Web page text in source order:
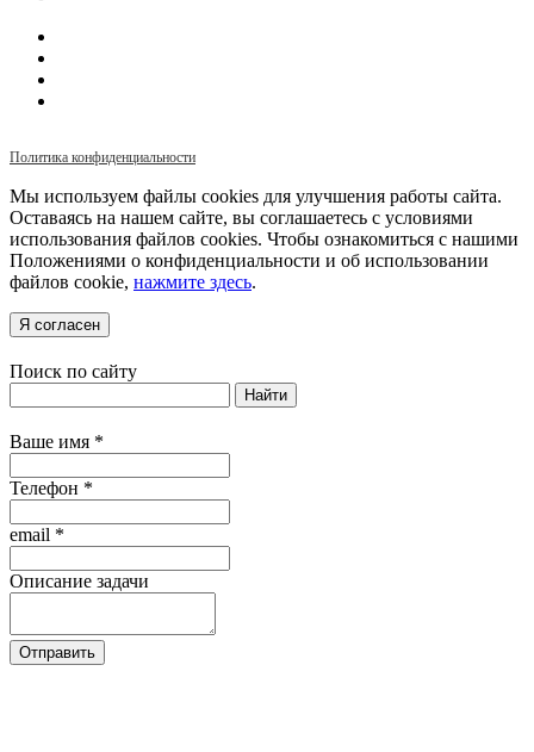
Политика конфиденциальности
Мы используем файлы cookies для улучшения работы сайта.
Оставаясь на нашем сайте, вы соглашаетесь с условиями
использования файлов cookies. Чтобы ознакомиться с нашими
Положениями о конфиденциальности и об использовании
файлов cookie, нажмите здесь.
Я согласен
Поиск по сайту
Найти
Ваше имя *
Телефон *
email *
Описание задачи
Отправить